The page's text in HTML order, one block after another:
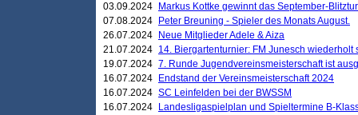
03.09.2024
Markus Kottke gewinnt das September-
07.08.2024
Peter Breuning - Spieler des Monats August.
26.07.2024
Neue Mitglieder Adele & Aiza
21.07.2024 14. Biergartenturnier: FM Junesch wiederholt
19.07.2024 7. Runde Jugendvereinsmeisterschaft ist
16.07.2024
Endstand der Vereinsmeisterschaft 2024
16.07.2024 SC Leinfelden bei der BWSSM
16.07.2024
Landesligaspielplan und Spieltermine B-